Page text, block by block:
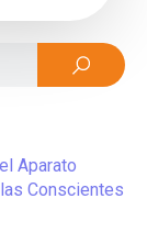
Aparato
Conscientes